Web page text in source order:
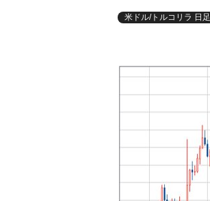
米ドル/トルコリラ 日足